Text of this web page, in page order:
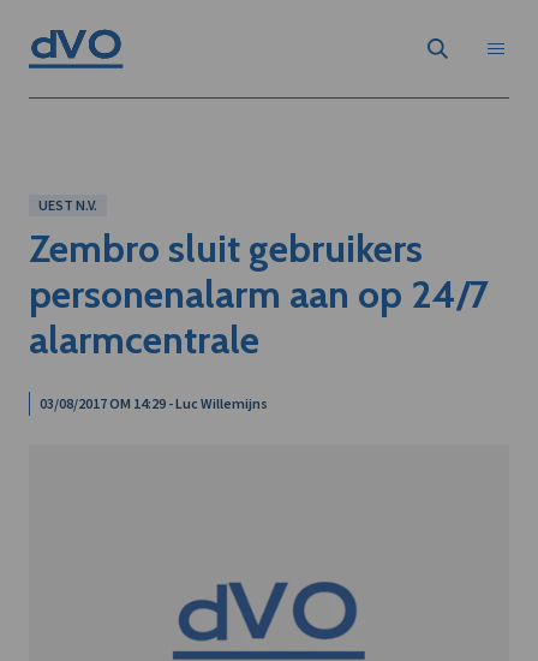
UEST N.V.
Zembro sluit gebruikers
personenalarm aan op 24/7
alarmcentrale
03/08/2017 OM 14:29 - Luc Willemijns